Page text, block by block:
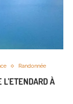
Randonnée
À